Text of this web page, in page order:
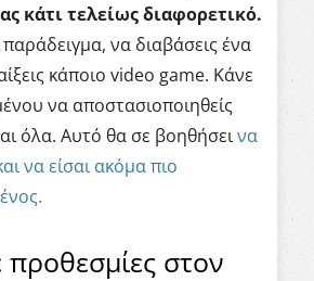
κάτι τελείως διαφορετικό.
να διαβάσεις ένα
κάποιο video game. Κάνε
να αποστασιοποιηθείς
όλα. Αυτό θα σε βοηθήσεινα
να είσαι ακόμα πιο
στον